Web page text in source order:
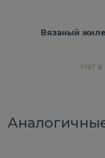
Вязаный
Нет